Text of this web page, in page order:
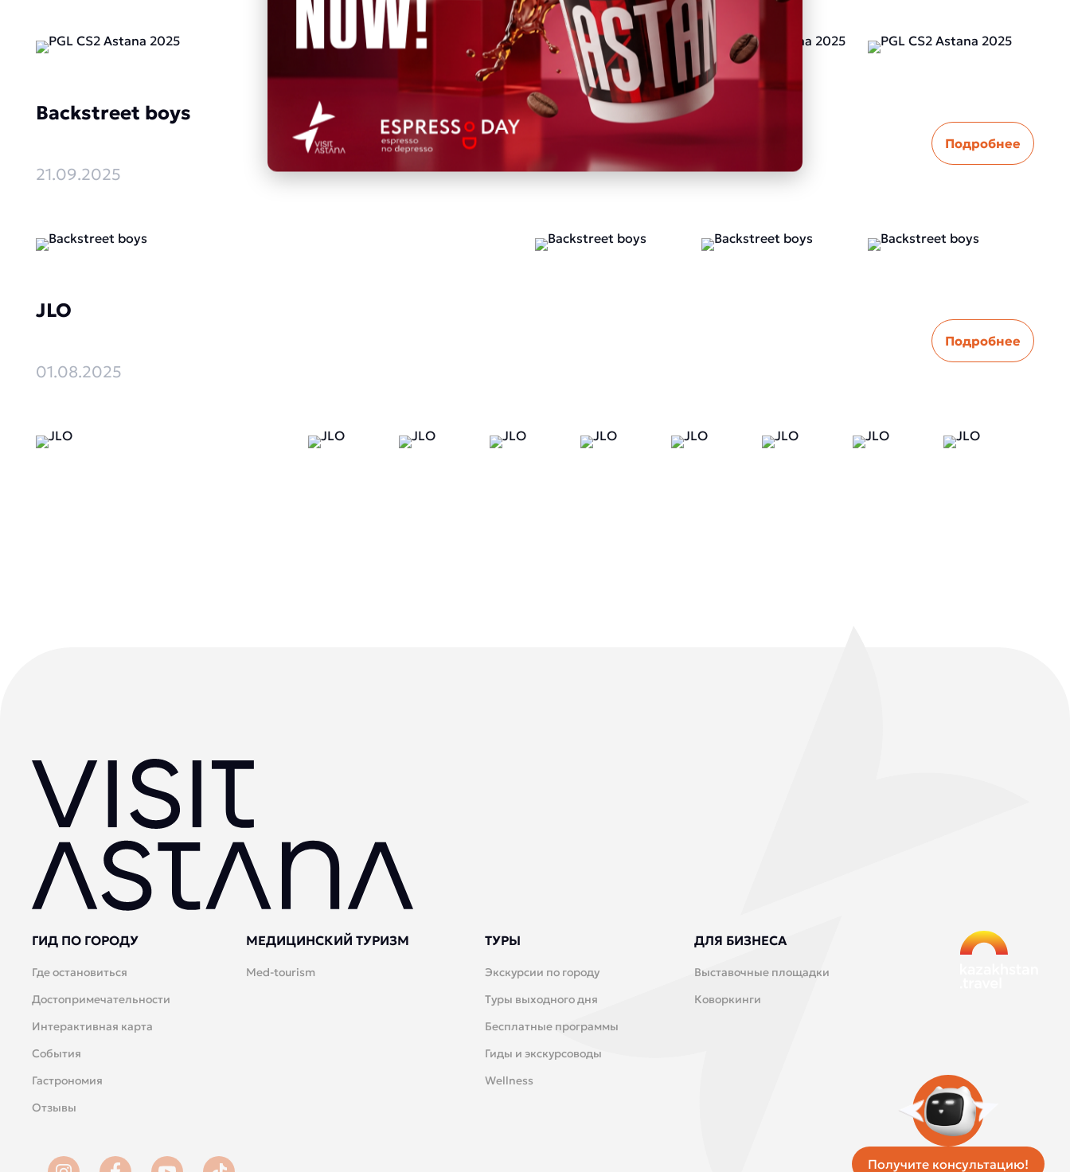
Получите консультацию!
Backstreet boys
21.09.2025
Подробнее
JLO
01.08.2025
Подробнее
ГИД ПО ГОРОДУ
Где остановиться
Достопримечательности
Интерактивная карта
События
Гастрономия
Отзывы
МЕДИЦИНСКИЙ ТУРИЗМ
Med-tourism
ТУРЫ
Экскурсии по городу
Туры выходного дня
Бесплатные программы
Гиды и экскурсоводы
Wellness
ДЛЯ БИЗНЕСА
Выставочные площадки
Коворкинги